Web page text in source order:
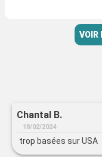
VOIR
Chantal B.
18/02/2024
trop basées sur USA